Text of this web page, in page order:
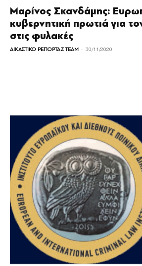
Μαρίνος Σκανδάμης:
κυβερνητική πρωτιά για
στις φυλακές
ΔΙΚΑΣΤΙΚΟ ΡΕΠΟΡΤΑΖ TEAM - 30/11/2020